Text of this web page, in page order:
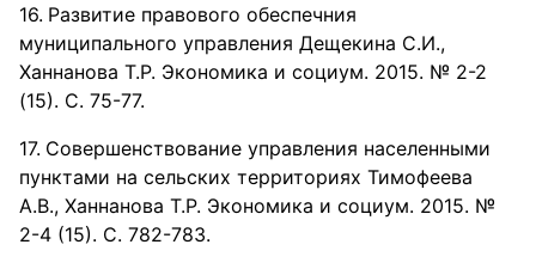
Развитие правового обеспечния
муниципального управления Дещекина С.И.,
Ханнанова Т.Р. Экономика и социум. 2015. № 2-2
(15). С. 75-77.
Совершенствование управления населенными
пунктами на сельских территориях Тимофеева
А.В., Ханнанова Т.Р. Экономика и социум. 2015. №
2-4 (15). С. 782-783.